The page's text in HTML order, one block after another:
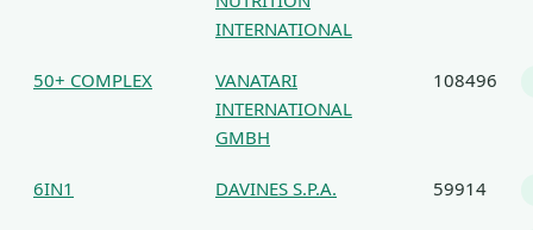
INTERNATIONAL
50+ COMPLEX
VANATARI
INTERNATIONAL
GMBH
108496
6IN1 DAVINES S.P.A. 59914